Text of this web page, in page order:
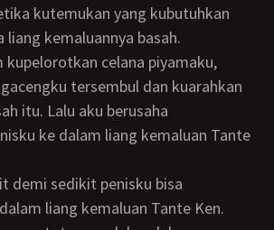
kutemukan yang kubutuhkan
kemaluannya basah.
tersembul dan kuarahkan
itu. Lalu aku berusaha
ke dalam liang kemaluan Tante
liang kemaluan Tante Ken.